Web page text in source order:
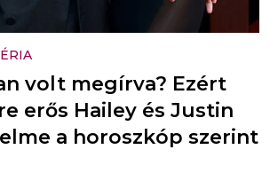
volt megírva? Ezért
erős Hailey és Justin
a horoszkóp szerint